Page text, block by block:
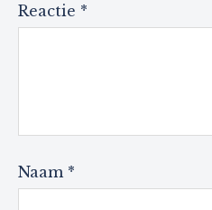
Reactie *
Naam *